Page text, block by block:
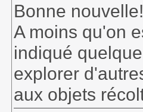
Bonne
A moins qu'on
indiqué
explorer
aux objets